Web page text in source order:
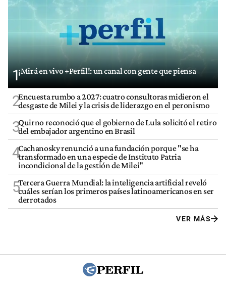
1¡Mirá en vivo +Perfil!: un canal con gente que piensa
2Encuesta rumbo a 2027: cuatro consultoras midieron el
desgaste de Milei y la crisis de liderazgo en el peronismo
3Quirno reconoció que el gobierno de Lula solicitó el retiro
del embajador argentino en Brasil
4Cachanosky renunció a una fundación porque "se ha
transformado en una especie de Instituto Patria
incondicional de la gestión de Milei"
5Tercera Guerra Mundial: la inteligencia artificial reveló
cuáles serían los primeros países latinoamericanos en ser
derrotados
VER MÁS